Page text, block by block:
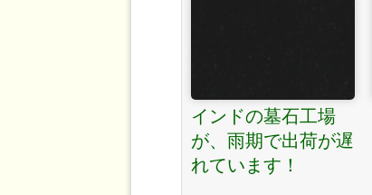
インドの墓石工場
が、雨期で出荷が遅
れています！